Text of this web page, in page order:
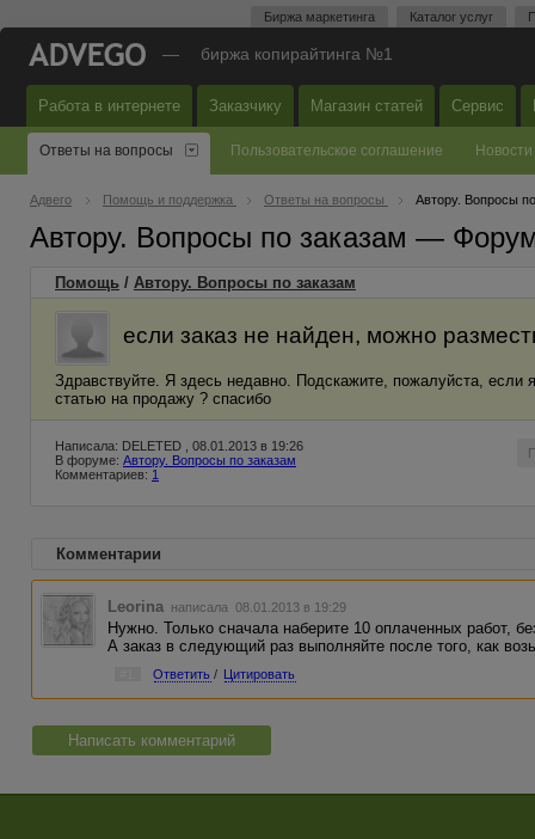
Биржа маркетинга Каталог услуг
— биржа копирайтинга №1
Работа в интернете Заказчику Магазин статей Сервис
Ответы на вопросы Пользовательское соглашение Новости
Адвего Помощь и поддержка Ответы на вопросы Автору. Вопросы
Автору. Вопросы по заказам —
Помощь / Автору. Вопросы по заказам
если заказ не найден, можно
Здравствуйте. Я здесь недавно. Подскажите, пожалуйста,
статью на продажу ? спасибо
Написала: DELETED , 08.01.2013 в 19:26
В форуме: Автору. Вопросы по заказам
Комментариев: 1
Комментарии
Leorina написала 08.01.2013 в 19:29
Нужно. Только сначала наберите 10 оплаченных работ,
А заказ в следующий раз выполняйте после того, как
Ответить / Цитировать
Написать комментарий